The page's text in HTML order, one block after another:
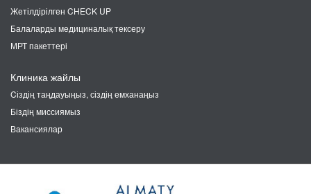
Жетілдірілген CHECK UP
Балаларды медициналық тексеру
МРТ пакеттері
Клиника жайлы
Cіздің таңдауыңыз, сіздің емханаңыз
Біздің миссиямыз
Вакансиялар